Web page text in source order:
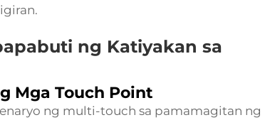
ng Katiyakan sa
Mga Touch Point
ng multi-touch sa pamamagitan ng